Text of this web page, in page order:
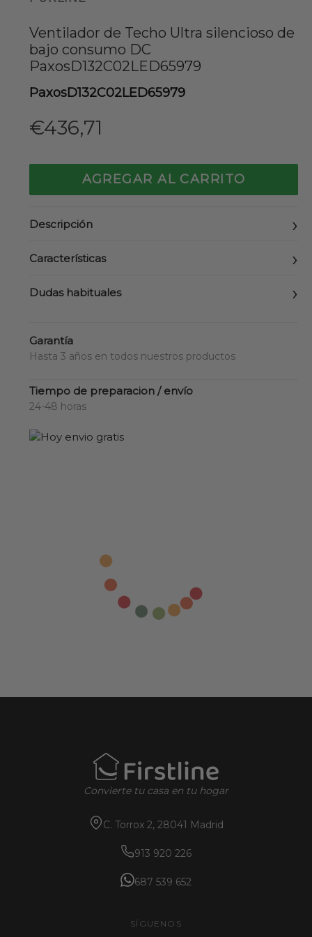
Ventilador de Techo Ultra silencioso de
bajo consumo DC
PaxosD132C02LED65979
PaxosD132C02LED65979
Precio
€436,71
AGREGAR AL CARRITO
Descripción
Características
Dudas habituales
Garantía
Hasta 3 años en todos nuestros productos
Tiempo de preparacion / envío
24-48 horas
Convierte tu casa en tu hogar
C. Torrox 2, 28041 Madrid
913 920 226
687 539 652
SÍGUENOS